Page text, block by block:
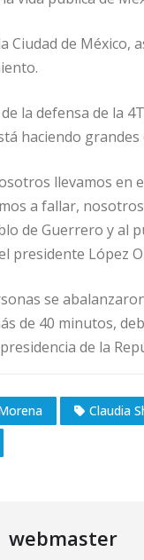
Ciudad de
la defensa de la
haciendo
llevamos
a fallar,
de Guerrero y al
presidente López
se
de 40 minutos,
de la
Claudia
webmaster